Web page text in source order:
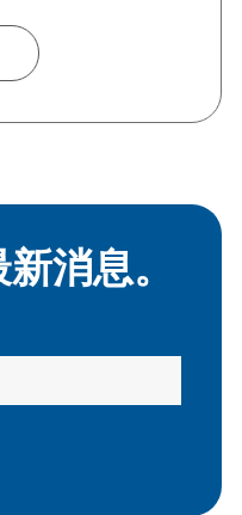
消息。